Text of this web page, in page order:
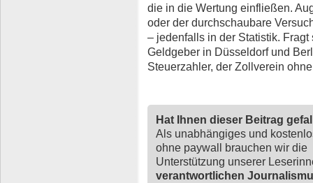
die in die Wertung einfließen.
oder der durchschaubare
– jedenfalls in der Statistik.
Geldgeber in Düsseldorf und
Steuerzahler, der Zollverein
Hat Ihnen dieser Beitrag
Als unabhängiges und
ohne paywall brauchen wir die
Unterstützung unserer
verantwortlichen